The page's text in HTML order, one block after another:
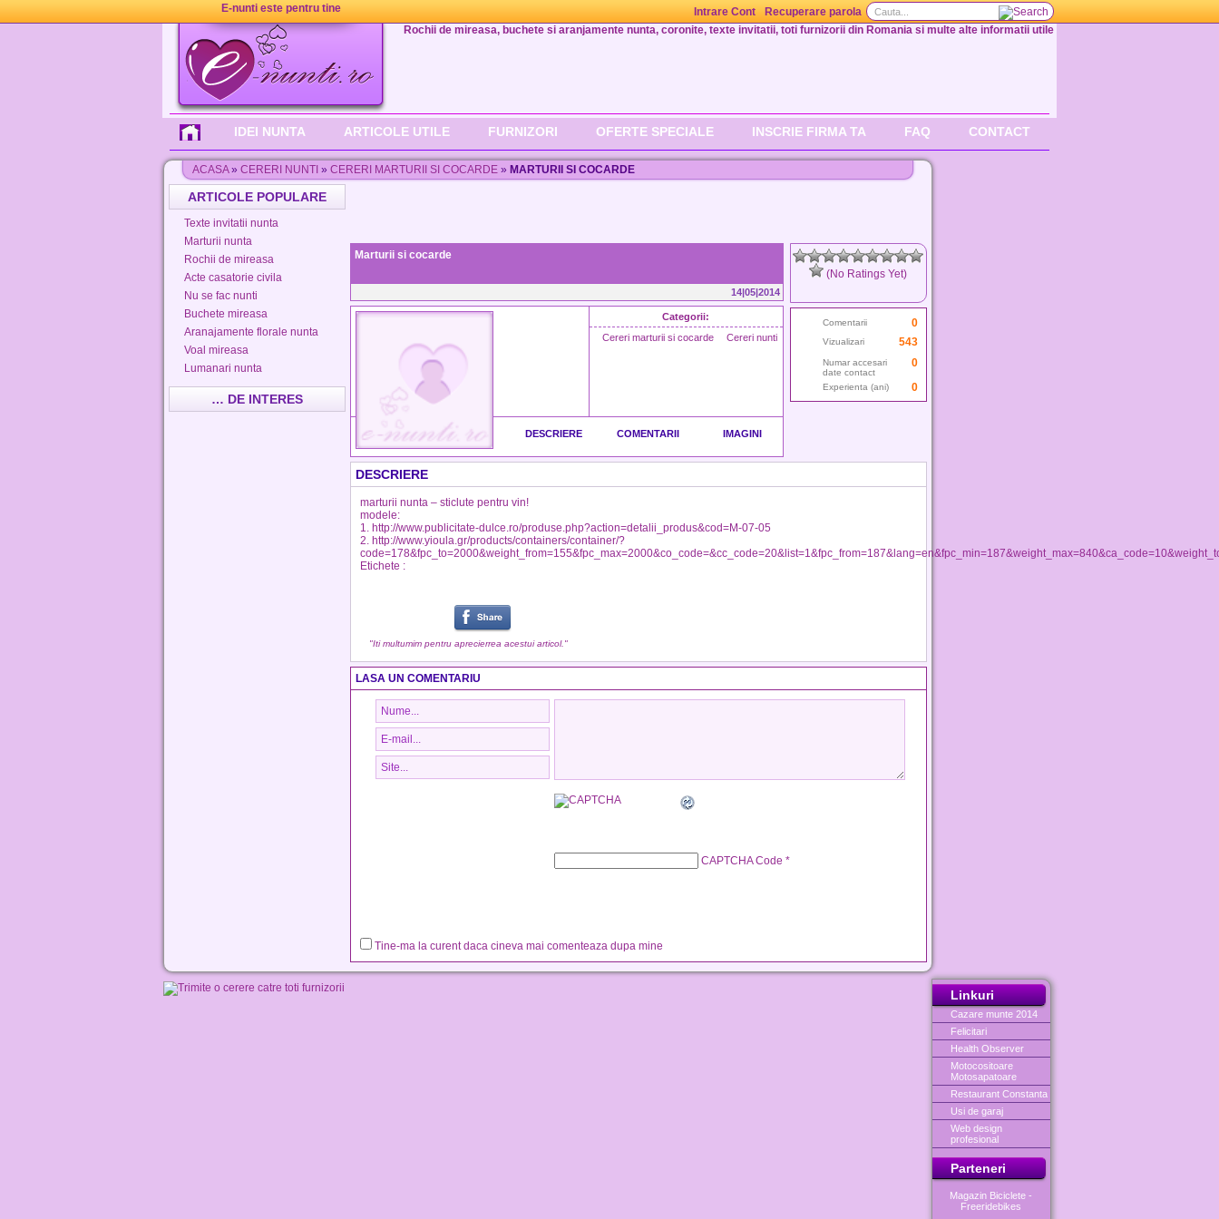
E-nunti este pentru tine Intrare Cont
Recuperare parola
Rochii de mireasa, buchete si aranjamente nunta, coronite, texte invitatii, toti furnizorii din Romania si multe alte informatii utile
IDEI NUNTA ARTICOLE UTILE FURNIZORI OFERTE SPECIALE INSCRIE FIRMA TA FAQ CONTACT
ACASA» CERERI NUNTI » CERERI MARTURII SI COCARDE» MARTURII SI COCARDE
ARTICOLE POPULARE
Texte invitatii nunta
Marturii nunta
Rochii de mireasa
Acte casatorie civila
Nu se fac nunti
Buchete mireasa
Aranajamente florale nunta
Voal mireasa
Lumanari nunta
… DE INTERES
Marturii si cocarde
14|05|2014
Categorii:
Cereri marturii si cocarde
Cereri nunti
DESCRIERE COMENTARII IMAGINI
(No Ratings Yet)
Comentarii 0
Vizualizari 543
Numar accesari
date contact
0
Experienta (ani) 0
DESCRIERE
marturii nunta – sticlute pentru vin!
modele:
1. http://www.publicitate-dulce.ro/produse.php?action=detalii_produs&cod=M-07-05
2. http://www.yioula.gr/products/containers/container/?
Etichete :
"Iti multumim pentru aprecierrea acestui articol."
LASA UN COMENTARIU
CAPTCHA Code *
Tine-ma la curent daca cineva mai comenteaza dupa mine
Linkuri
Cazare munte 2014
Felicitari
Health Observer
Motocositoare
Motosapatoare
Restaurant Constanta
Usi de garaj
Web design
profesional
Parteneri
Magazin Biciclete -
Freeridebikes